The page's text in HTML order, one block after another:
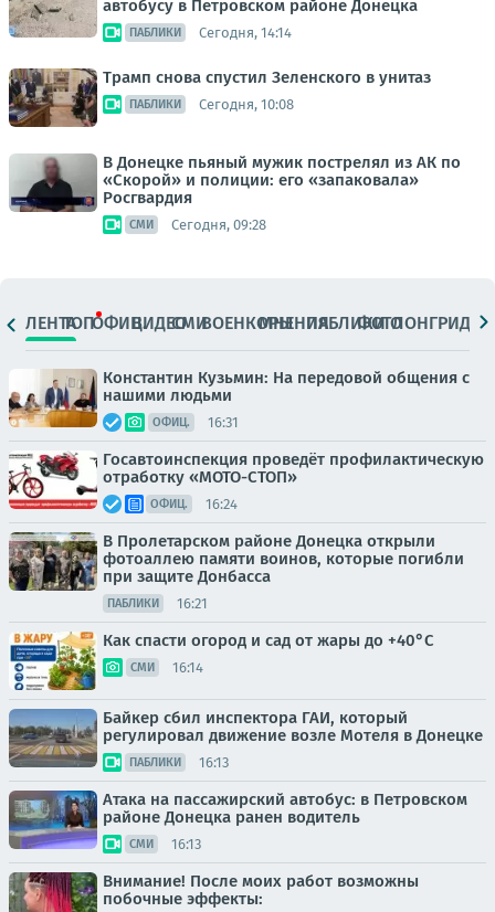
автобусу в Петровском районе Донецка
ПАБЛИКИ Сегодня, 14:14
Трамп снова спустил Зеленского в унитаз
ПАБЛИКИ Сегодня, 10:08
В Донецке пьяный мужик пострелял из АК по
«Скорой» и полиции: его «запаковала»
Росгвардия
СМИ Сегодня, 09:28
ЛЕНТАТОПОФИЦ.ВИДЕОСМИВОЕНКОРЫМНЕНИЯПАБЛИКИ
ФОТОЛОНГРИДЫ
Константин Кузьмин: На передовой общения с
нашими людьми
ОФИЦ. 16:31
Госавтоинспекция проведёт профилактическую
отработку «МОТО-СТОП»
ОФИЦ. 16:24
В Пролетарском районе Донецка открыли
фотоаллею памяти воинов, которые погибли
при защите Донбасса
ПАБЛИКИ 16:21
Как спасти огород и сад от жары до +40°C
СМИ 16:14
Байкер сбил инспектора ГАИ, который
регулировал движение возле Мотеля в Донецке
ПАБЛИКИ 16:13
Атака на пассажирский автобус: в Петровском
районе Донецка ранен водитель
СМИ 16:13
Внимание! После моих работ возможны
побочные эффекты: